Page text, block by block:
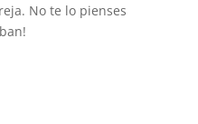
No te lo pienses